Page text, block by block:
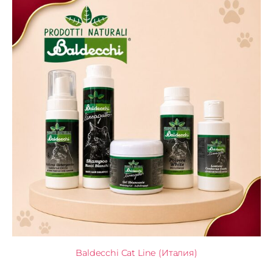
Baldecchi Cat Line (Италия)